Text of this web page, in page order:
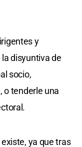
y
disyuntiva de
socio,
o tenderle una
ya que tras